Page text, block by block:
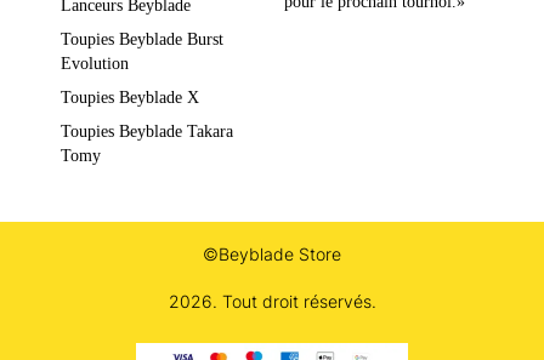
Lanceurs Beyblade
Toupies Beyblade Burst
Evolution
Toupies Beyblade X
Toupies Beyblade Takara
Tomy
©Beyblade Store
2026. Tout droit réservés.